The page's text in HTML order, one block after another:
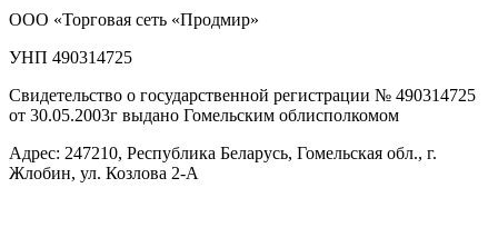
ООО «Торговая сеть «Продмир»
УНП 490314725
Свидетельство о государственной регистрации № 490314725
от 30.05.2003г выдано Гомельским облисполкомом
Адрес: 247210, Республика Беларусь, Гомельская обл., г.
Жлобин, ул. Козлова 2-А